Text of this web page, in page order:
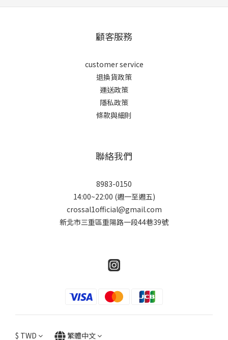
顧客服務
customer service
退換貨政策
運送政策
隱私政策
條款與細則
聯絡我們
8983-0150
14:00~22:00 (週一至週五)
crossal1official@gmail.com
新北市三重區重陽路一段44巷39號
$ TWD 繁體中文